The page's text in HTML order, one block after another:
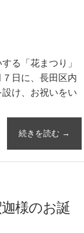
る「花まつり」
日に、長田区内
け、お祝いをい
続きを読む →
様のお誕